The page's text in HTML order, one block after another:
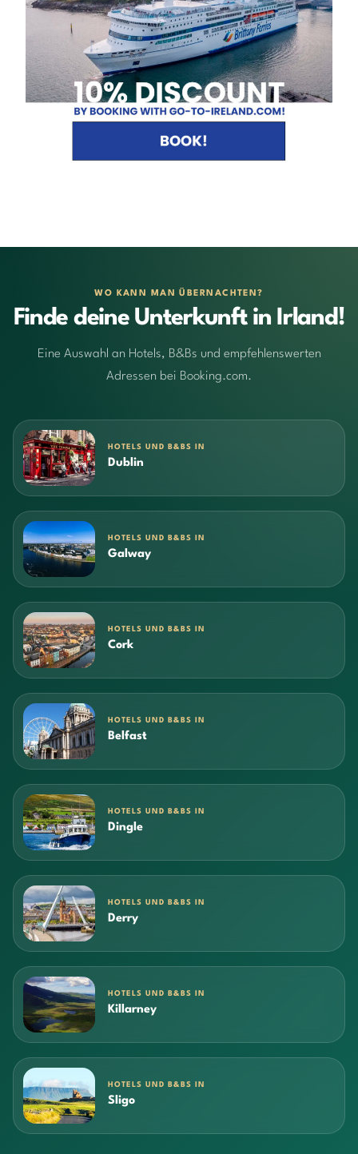
WO KANN MAN ÜBERNACHTEN?
Finde deine Unterkunft in Irland!
Eine Auswahl an Hotels, B&Bs und empfehlenswerten
Adressen bei Booking.com.
HOTELS UND B&BS IN
Dublin
HOTELS UND B&BS IN
Galway
HOTELS UND B&BS IN
Cork
HOTELS UND B&BS IN
Belfast
HOTELS UND B&BS IN
Dingle
HOTELS UND B&BS IN
Derry
HOTELS UND B&BS IN
Killarney
HOTELS UND B&BS IN
Sligo